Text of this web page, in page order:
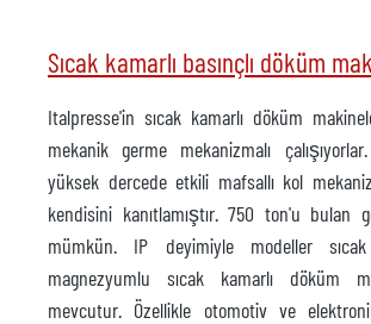
Sıcak kamarlı basınçlı döküm
Italpresse'in sıcak kamarlı döküm
mekanik germe mekanizmalı
yüksek dercede etkili mafsallı kol
kendisini kanıtlamıştır. 750 ton'u bulan
mümkün. IP deyimiyle modeller
magnezyumlu sıcak kamarlı döküm
mevcutur. Özellikle otomotiv ve